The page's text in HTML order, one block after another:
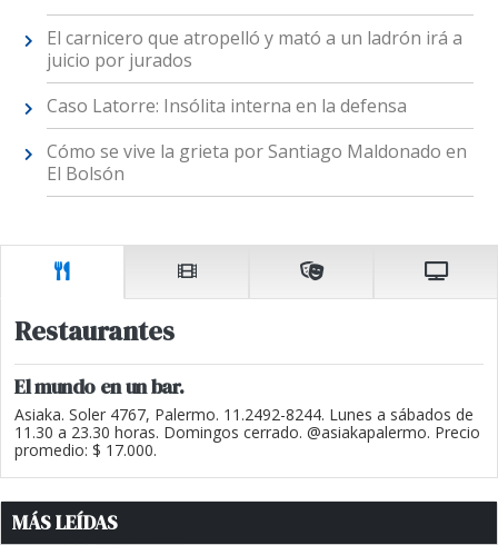
El carnicero que atropelló y mató a un ladrón irá a
juicio por jurados
Caso Latorre: Insólita interna en la defensa
Cómo se vive la grieta por Santiago Maldonado en
El Bolsón
Restaurantes
El mundo en un bar.
Asiaka. Soler 4767, Palermo. 11.2492-8244. Lunes a sábados de
11.30 a 23.30 horas. Domingos cerrado. @asiakapalermo. Precio
promedio: $ 17.000.
MÁS LEÍDAS